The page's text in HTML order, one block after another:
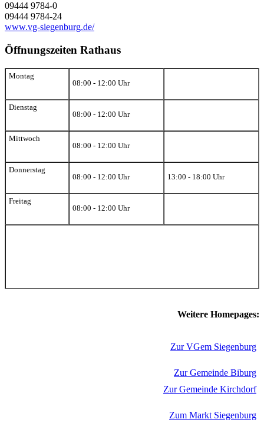
09444 9784-0
09444 9784-24
www.vg-siegenburg.de/
Öffnungszeiten Rathaus
Montag
08:00 - 12:00 Uhr
Dienstag
08:00 - 12:00 Uhr
Mittwoch
08:00 - 12:00 Uhr
Donnerstag
08:00 - 12:00 Uhr
13:00 - 18:00 Uhr
Freitag
08:00 - 12:00 Uhr
Weitere Homepages:
Zur VGem Siegenburg
Zur Gemeinde Biburg
Zur Gemeinde Kirchdorf
Zum Markt Siegenburg